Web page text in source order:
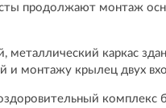
продолжают монтаж
металлический каркас
и монтажу крылец двух
комплекс